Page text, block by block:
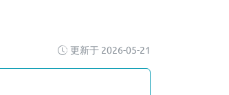
更新于 2026-05-21